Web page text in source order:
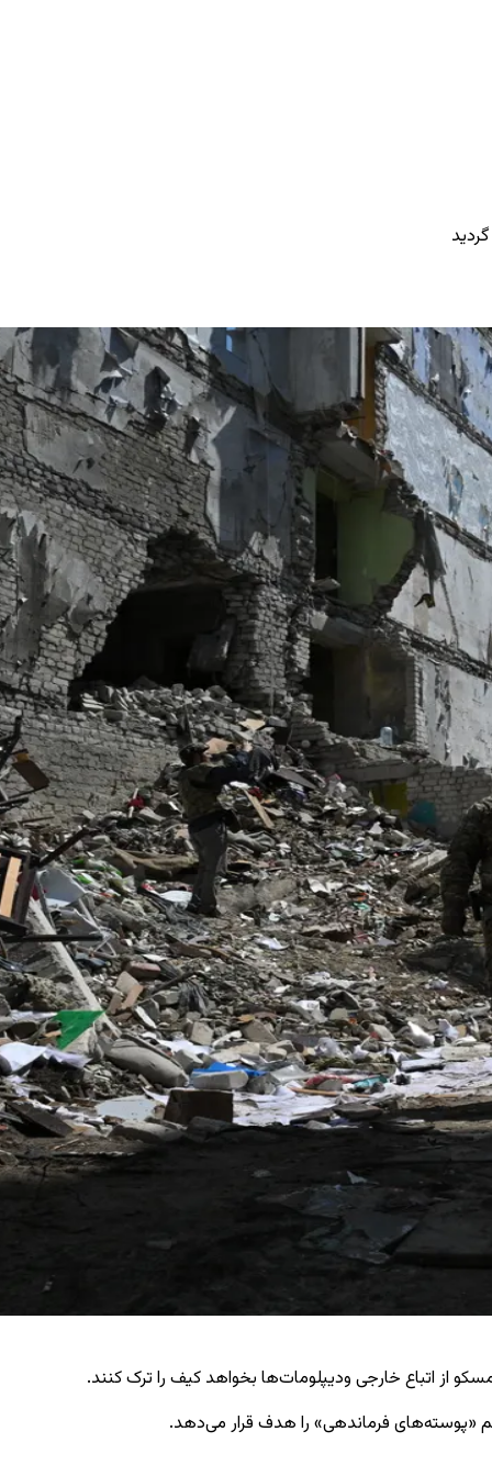
از اتباع خارجی ودیپلومات‌ها بخواهد کیف را ترک کنند.
«پوسته‌های فرماندهی» را هدف قرار می‌دهد.